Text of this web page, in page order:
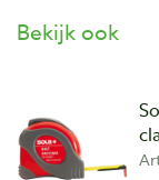
Bekijk ook